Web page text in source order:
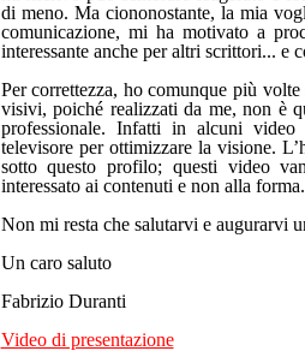
di meno. Ma ciononostante, la mia
comunicazione, mi ha motivato a
interessante anche per altri scrittori...
Per correttezza, ho comunque più
visivi, poiché realizzati da me, non è
professionale. Infatti in alcuni
televisore per ottimizzare la visione.
sotto questo profilo; questi video
interessato ai contenuti e non alla
Non mi resta che salutarvi e augurarvi
Un caro saluto
Fabrizio Duranti
Video di presentazione